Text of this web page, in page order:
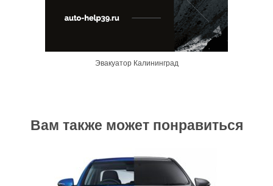
Эвакуатор Калининград
Вам также может понравиться